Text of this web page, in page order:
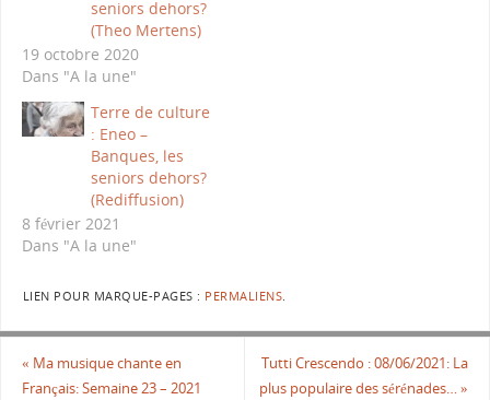
seniors dehors?
(Theo Mertens)
19 octobre 2020
Dans "A la une"
Terre de culture
: Eneo –
Banques, les
seniors dehors?
(Rediffusion)
8 février 2021
Dans "A la une"
LIEN POUR MARQUE-PAGES : PERMALIENS
« Ma musique chante en
Français: Semaine 23 – 2021
Tutti Crescendo : 08/06/2021: La
plus populaire des sérénades…»